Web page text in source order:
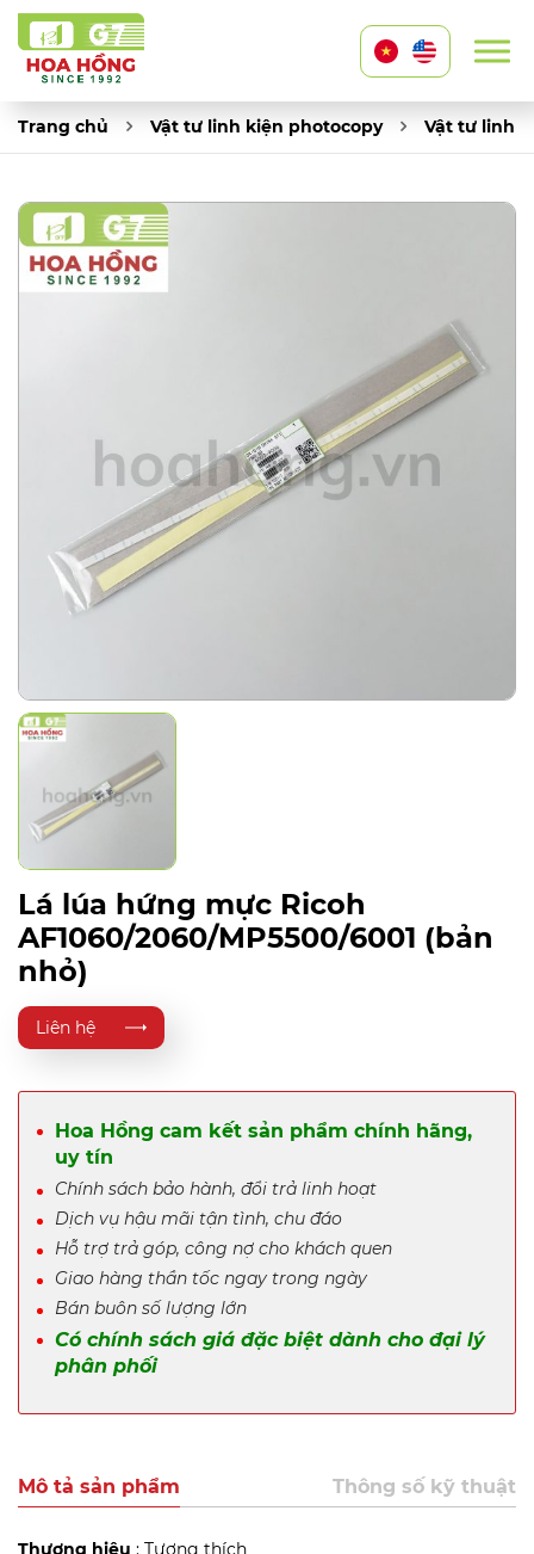
Trang chủ Vật tư linh kiện photocopy Vật tư linh
Lá lúa hứng mực Ricoh
AF1060/2060/MP5500/6001 (bản
nhỏ)
Liên hệ
Hoa Hồng cam kết sản phẩm chính hãng,
uy tín
Chính sách bảo hành, đổi trả linh hoạt
Dịch vụ hậu mãi tận tình, chu đáo
Hỗ trợ trả góp, công nợ cho khách quen
Giao hàng thần tốc ngay trong ngày
Bán buôn số lượng lớn
Có chính sách giá đặc biệt dành cho đại lý
phân phối
Mô tả sản phẩm Thông số kỹ thuật